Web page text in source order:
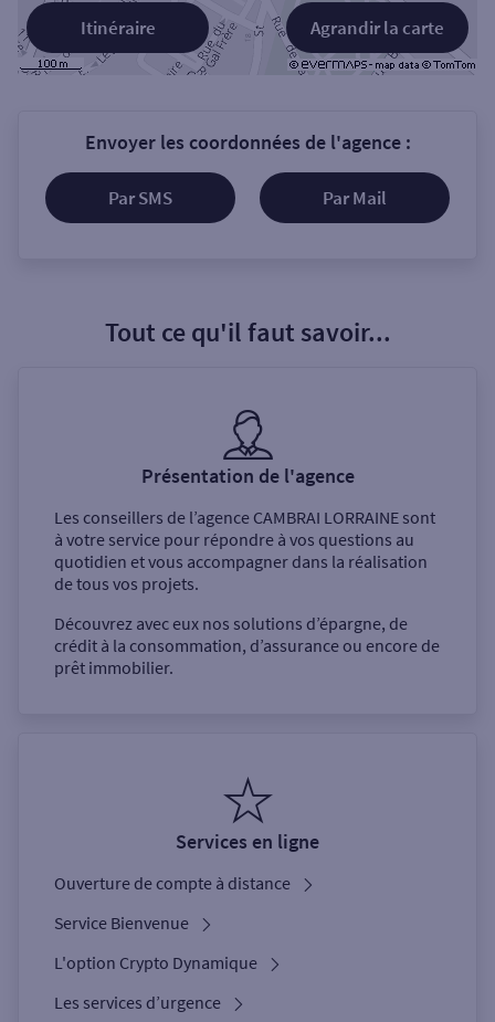
Agrandir la carte
Itinéraire
Envoyer les coordonnées de l'agence :
Par SMS Par Mail
Tout ce qu'il faut savoir...
Présentation de l'agence
Les conseillers de l’agence CAMBRAI LORRAINE sont
à votre service pour répondre à vos questions au
quotidien et vous accompagner dans la réalisation
de tous vos projets.
Découvrez avec eux nos solutions d’épargne, de
crédit à la consommation, d’assurance ou encore de
prêt immobilier.
Services en ligne
Ouverture de compte à distance
Service Bienvenue
L'option Crypto Dynamique
Les services d’urgence